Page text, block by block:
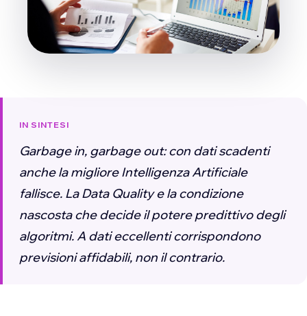
IN SINTESI
Garbage in, garbage out: con dati scadenti
anche la migliore Intelligenza Artificiale
fallisce. La Data Quality e la condizione
nascosta che decide il potere predittivo degli
algoritmi. A dati eccellenti corrispondono
previsioni affidabili, non il contrario.